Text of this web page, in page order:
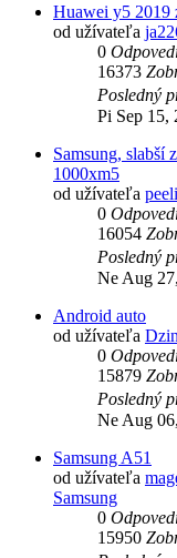
Huawei y5 2019
od užívateľa
0
16373
Posledný
Pi Sep 15,
Samsung, slabší
1000xm5
od užívateľa
0
16054
Posledný
Ne Aug
Android auto
od užívateľa
0
15879
Posledný
Ne Aug
Samsung A51
od užívateľa
Samsung
0
15950